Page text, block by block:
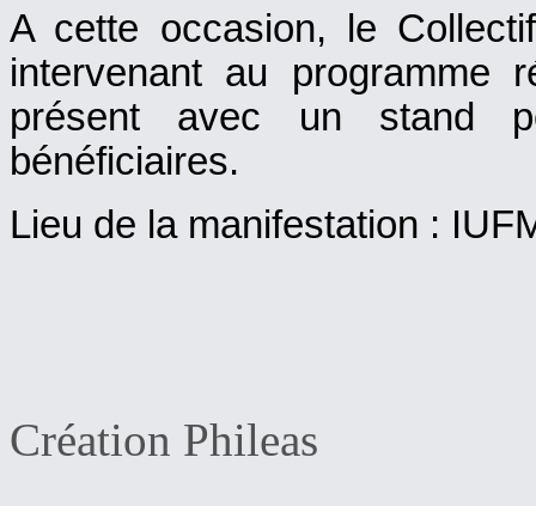
A cette occasion, le
intervenant au programme
présent avec un stand
bénéficiaires.
Lieu de la manifestation :
Création Phileas